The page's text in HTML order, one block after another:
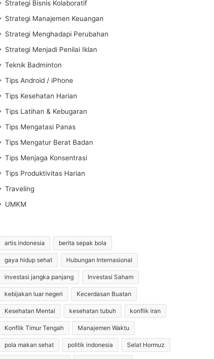
Strategi Bisnis Kolaboratif
Strategi Manajemen Keuangan
Strategi Menghadapi Perubahan
Strategi Menjadi Penilai Iklan
Teknik Badminton
Tips Android / iPhone
Tips Kesehatan Harian
Tips Latihan & Kebugaran
Tips Mengatasi Panas
Tips Mengatur Berat Badan
Tips Menjaga Konsentrasi
Tips Produktivitas Harian
Traveling
UMKM
artis indonesia berita sepak bola
gaya hidup sehat Hubungan Internasional
investasi jangka panjang Investasi Saham
kebijakan luar negeri Kecerdasan Buatan
Kesehatan Mental kesehatan tubuh konflik iran
Konflik Timur Tengah Manajemen Waktu
pola makan sehat politik indonesia Selat Hormuz